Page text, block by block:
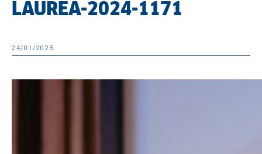
LAUREA-2024-1171
24/01/2025